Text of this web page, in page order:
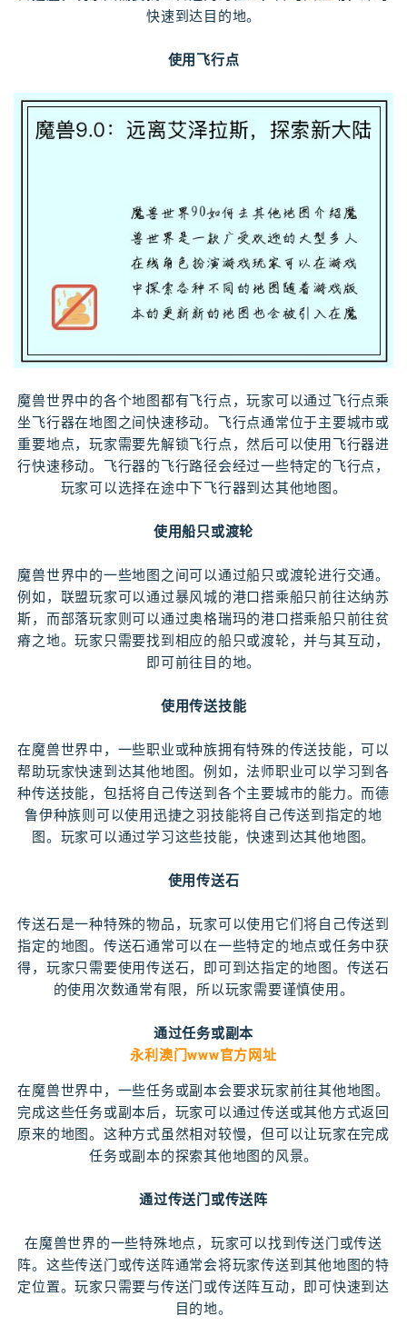
快速到达目的地。
使用飞行点
魔兽世界中的各个地图都有飞行点，玩家可以通过飞行点乘
坐飞行器在地图之间快速移动。飞行点通常位于主要城市或
重要地点，玩家需要先解锁飞行点，然后可以使用飞行器进
行快速移动。飞行器的飞行路径会经过一些特定的飞行点，
玩家可以选择在途中下飞行器到达其他地图。
使用船只或渡轮
魔兽世界中的一些地图之间可以通过船只或渡轮进行交通。
例如，联盟玩家可以通过暴风城的港口搭乘船只前往达纳苏
斯，而部落玩家则可以通过奥格瑞玛的港口搭乘船只前往贫
瘠之地。玩家只需要找到相应的船只或渡轮，并与其互动，
即可前往目的地。
使用传送技能
在魔兽世界中，一些职业或种族拥有特殊的传送技能，可以
帮助玩家快速到达其他地图。例如，法师职业可以学习到各
种传送技能，包括将自己传送到各个主要城市的能力。而德
鲁伊种族则可以使用迅捷之羽技能将自己传送到指定的地
图。玩家可以通过学习这些技能，快速到达其他地图。
使用传送石
传送石是一种特殊的物品，玩家可以使用它们将自己传送到
指定的地图。传送石通常可以在一些特定的地点或任务中获
得，玩家只需要使用传送石，即可到达指定的地图。传送石
的使用次数通常有限，所以玩家需要谨慎使用。
通过任务或副本
永利澳门www官方网址
在魔兽世界中，一些任务或副本会要求玩家前往其他地图。
完成这些任务或副本后，玩家可以通过传送或其他方式返回
原来的地图。这种方式虽然相对较慢，但可以让玩家在完成
任务或副本的探索其他地图的风景。
通过传送门或传送阵
在魔兽世界的一些特殊地点，玩家可以找到传送门或传送
阵。这些传送门或传送阵通常会将玩家传送到其他地图的特
定位置。玩家只需要与传送门或传送阵互动，即可快速到达
目的地。